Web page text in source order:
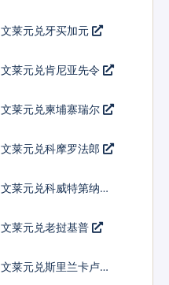
文莱元兑牙买加元
文莱元兑肯尼亚先令
文莱元兑柬埔寨瑞尔
文莱元兑科摩罗法郎
文莱元兑科威特第纳尔
文莱元兑老挝基普
文莱元兑斯里兰卡卢比